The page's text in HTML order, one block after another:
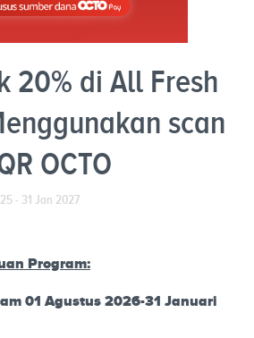
20% di All Fresh
scan
OCTO
- 31 Jan 2027
Program:
01 Agustus 2026-31 Januari